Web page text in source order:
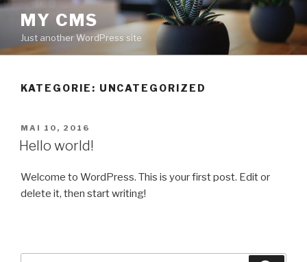
Zum
Inhalt
springen
MY CMS
Just another WordPress site
KATEGORIE: UNCATEGORIZED
VERÖFFENTLICHT
AM
MAI 10, 2016
Hello world!
Welcome to WordPress. This is your first post. Edit or
delete it, then start writing!